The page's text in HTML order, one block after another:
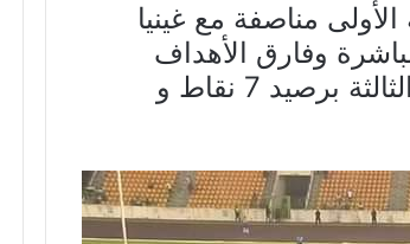
مناصفة مع غينيا
المباشرة وفارق الأهداف
المقبولة والمدفوعة، فيما تحتل زامبيا المرتبة الثالثة برصيد 7 نقاط و